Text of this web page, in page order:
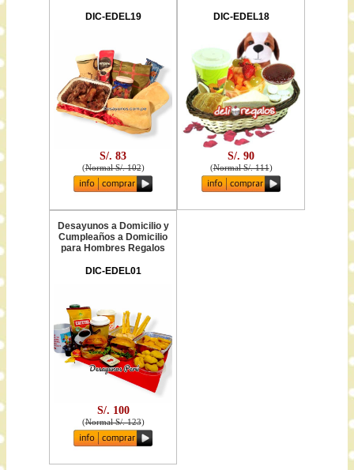
DIC-EDEL19
S/. 83
(Normal S/. 102)
DIC-EDEL18
S/. 90
(Normal S/. 111)
Desayunos a Domicilio y
Cumpleaños a Domicilio
para Hombres Regalos
DIC-EDEL01
S/. 100
(Normal S/. 123)